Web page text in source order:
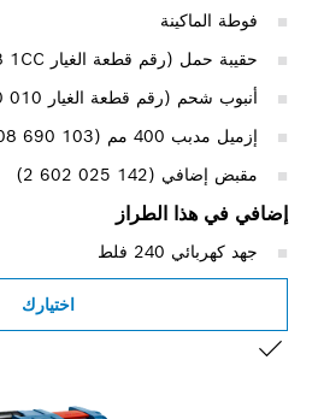
فوطة الماكينة
حقيبة حمل (رقم قطعة الغيار ‎1 605 438 1CC)
أنبوب شحم (رقم قطعة الغيار ‎1 615 430 010)
إزميل مدبب 400 مم (‎2 608 690 103)
مقبض إضافي (‎2 602 025 142)
إضافي في هذا الطراز
جهد كهربائي 240 فلط
اختيارك